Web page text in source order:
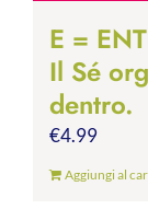
E =
Il Sé
dentro.
€4.99
Aggiungi al